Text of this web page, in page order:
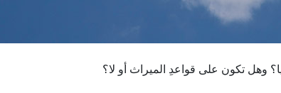
وهل تكون على قواعدِ الميراث أو لا؟